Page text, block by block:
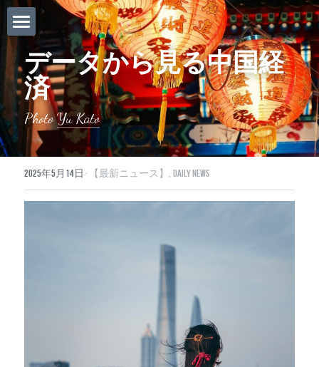
ホーム
Daily News
About Globalists
U.S. News
EuropeNews
データから見る中国経
済
Photo Yu Kato
2025年5月14日 · 【最新ニュース】, Daily News